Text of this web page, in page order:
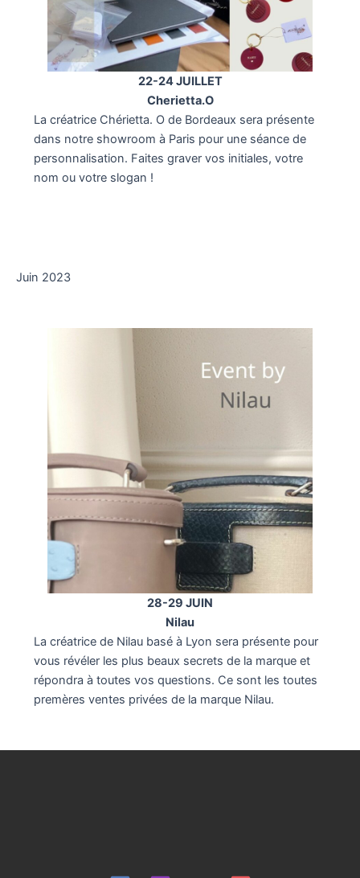
22-24 JUILLET
Cherietta.O
La créatrice Chérietta. O de Bordeaux sera présente
dans notre showroom à Paris pour une séance de
personnalisation. Faites graver vos initiales, votre
nom ou votre slogan !
Juin 2023
28-29 JUIN
Nilau
La créatrice de Nilau basé à Lyon sera présente pour
vous révéler les plus beaux secrets de la marque et
répondra à toutes vos questions. Ce sont les toutes
premères ventes privées de la marque Nilau.